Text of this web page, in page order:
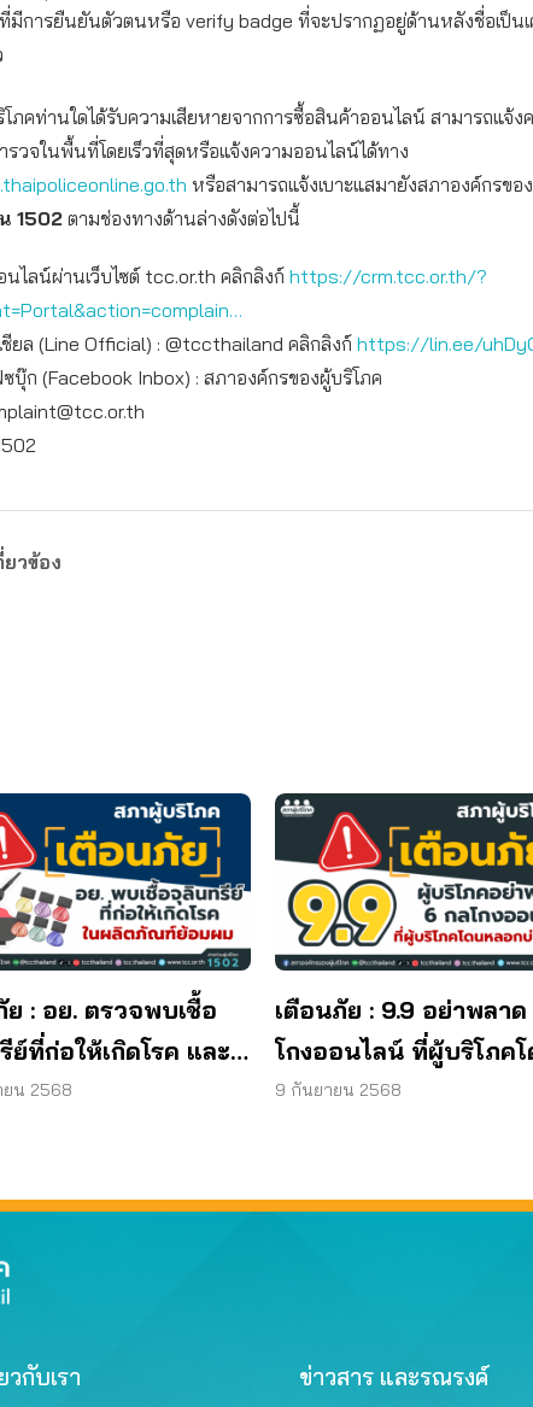
มีการยืนยันตัวตนหรือ verify badge ที่จะปรากฏอยู่ด้านหลังชื่อเป็น
ภคท่านใดได้รับความเสียหายจากการซื้อสินค้าออนไลน์ สามารถแจ้ง
วจในพื้นที่โดยเร็วที่สุดหรือแจ้งความออนไลน์ได้ทาง
หรือสามารถแจ้งเบาะแสมายังสภาองค์กรขอ
1502 ตามช่องทางด้านล่างดังต่อไปนี้
นไลน์ผ่านเว็บไซต์ tcc.or.th คลิกลิงก์ https://crm.tcc.or.th/?
ยล (Line Official) : @tccthailand คลิกลิงก์ https://lin.ee/
บุ๊ก (Facebook Inbox) : สภาองค์กรของผู้บริโภค
วข้อง
ย : อย. ตรวจพบเชื้อ
ย์ที่ก่อให้เกิดโรค และ
เรีย ยีสต์ และรา เกิน
น 2568
เตือนภัย : 9.9 อย่าพลา
โกงออนไลน์ ที่ผู้บริโภค
หลอกบ่อยที่สุด
9 กันยายน 2568
วกับเรา ข่าวสาร และรณรงค์